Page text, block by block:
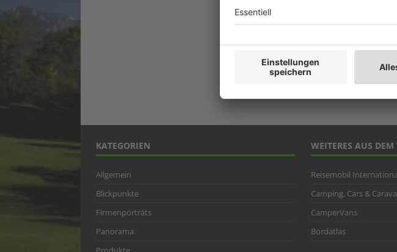
KATEGORIEN
Allgemein
Blickpunkte
Firmenporträts
Panorama
WEITERES AUS DEM
Reisemobil
Camping, Cars &
CamperVans
Bordatlas